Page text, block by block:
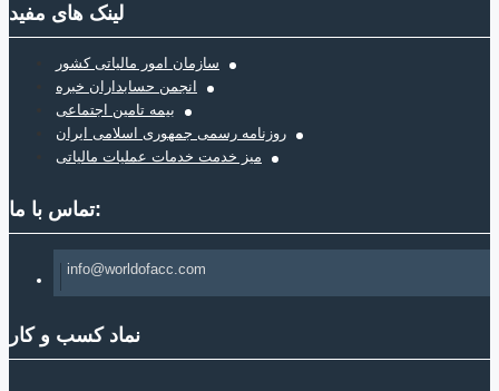
لینک های مفید
سازمان امور مالیاتی کشور
انجمن حسابداران خبره
بیمه تامین اجتماعی
روزنامه رسمی جمهوری اسلامی ایران
میز خدمت خدمات عملیات مالیاتی
تماس با ما:
info@worldofacc.com
نماد کسب و کار